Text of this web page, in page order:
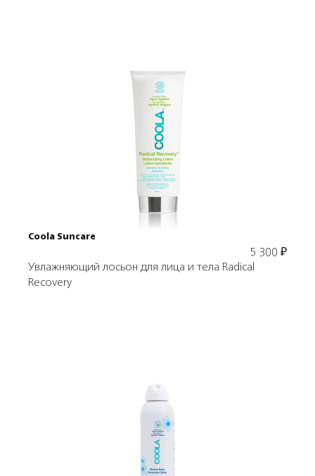
Подробнее
В корзину
Coola Suncare
5 300 ₽
Увлажняющий лосьон для лица и тела Radical
Recovery
Подробнее
В корзину